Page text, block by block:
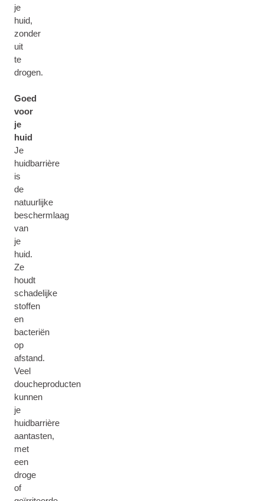
je
huid,
zonder
uit
te
drogen.
Goed
voor
je
huid
Je
huidbarrière
is
de
natuurlijke
beschermlaag
van
je
huid.
Ze
houdt
schadelijke
stoffen
en
bacteriën
op
afstand.
Veel
doucheproducten
kunnen
je
huidbarrière
aantasten,
met
een
droge
of